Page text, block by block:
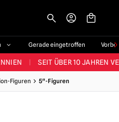
Gerade eingetroffen
KÖNIGREICH | ÜBER 60.000
SEIT ÜBER 10 JAHREN
FANARTIKEL
KÖNIGREICH
Figuren 5"-Figuren